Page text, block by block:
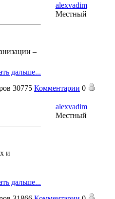
–
дальше...
alexvadim
Местный
30775 Комментарии 0
и
дальше...
alexvadim
Местный